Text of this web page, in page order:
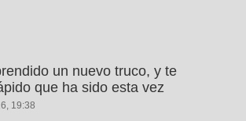
un nuevo truco, y te
que ha sido esta vez
19:38